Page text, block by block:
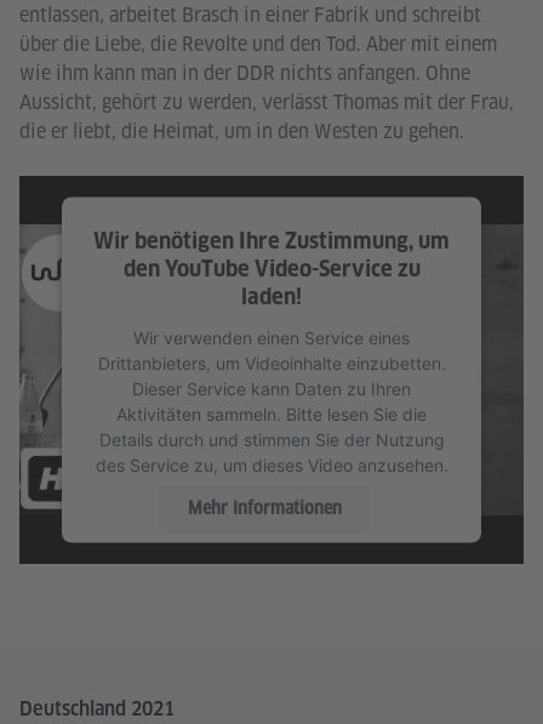
entlassen, arbeitet Brasch in einer Fabrik und schreibt
über die Liebe, die Revolte und den Tod. Aber mit einem
wie ihm kann man in der DDR nichts anfangen. Ohne
Aussicht, gehört zu werden, verlässt Thomas mit der Frau,
die er liebt, die Heimat, um in den Westen zu gehen.
Wir benötigen Ihre Zustimmung, um
den YouTube Video-Service zu
laden!
Wir verwenden einen Service eines
Drittanbieters, um Videoinhalte einzubetten.
Dieser Service kann Daten zu Ihren
Aktivitäten sammeln. Bitte lesen Sie die
Details durch und stimmen Sie der Nutzung
des Service zu, um dieses Video anzusehen.
Mehr Informationen
Deutschland 2021